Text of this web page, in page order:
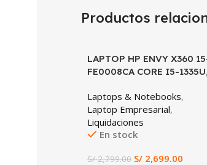
Productos
SALE
LAPTOP HP ENVY X360
FE0008CA CORE I5-1335U,
FHD
Laptops & Notebooks,
Laptop Empresarial,
Liquidaciones
En stock
S/2,799.00 S/ 2,699.00